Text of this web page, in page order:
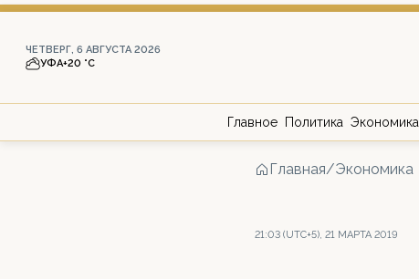
ЧЕТВЕРГ, 6 АВГУСТА 2026
УФА+20 °С
Главное Политика Экономика
Главная/Экономика
21:03 (UTC+5), 21 МАРТА 2019